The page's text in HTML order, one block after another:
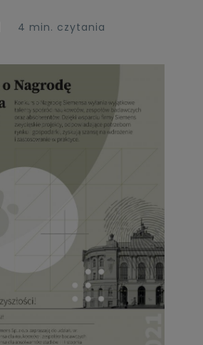
4 min. czytania